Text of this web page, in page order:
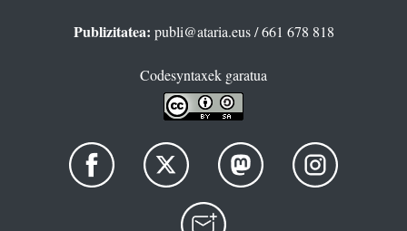
Publizitatea: publi@ataria.eus/ 661 678 818
Codesyntaxek garatua